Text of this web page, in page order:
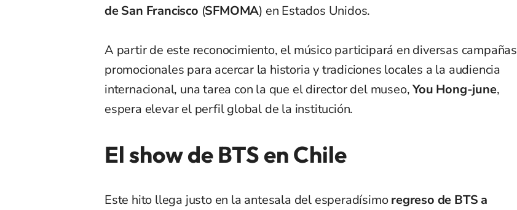
de San Francisco (SFMOMA) en Estados Unidos.
A partir de este reconocimiento, el músico participará en diversas campañas
promocionales para acercar la historia y tradiciones locales a la audiencia
internacional, una tarea con la que el director del museo,You Hong-june,
espera elevar el perfil global de la institución.
El show de BTS en Chile
Este hito llega justo en la antesala del esperadísimoregreso de BTS a